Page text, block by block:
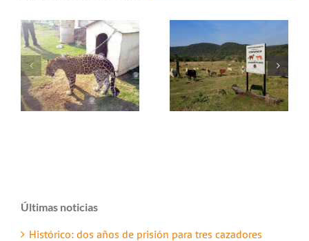
Últimas noticias
Histórico: dos años de prisión para tres cazadores